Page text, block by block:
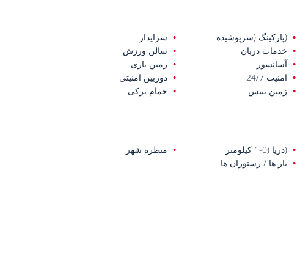
(پارکینگ (سرپوشیده
سرایدار
خدمات دربان
سالن ورزش
آسانسور
زمین بازی
امنیت 24/7
دوربین امنیتی
زمین تنیس
حمام ترکی
(دریا (0-1 کیلومتر
منظره شهر
بار ها / رستوران ها